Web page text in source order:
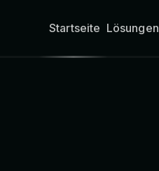
Startseite Lösungen